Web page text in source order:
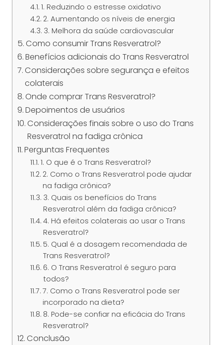
1. Reduzindo o estresse oxidativo
2. Aumentando os níveis de energia
3. Melhora da saúde cardiovascular
Como consumir Trans Resveratrol?
Benefícios adicionais do Trans Resveratrol
Considerações sobre segurança e efeitos
colaterais
Onde comprar Trans Resveratrol?
Depoimentos de usuários
Considerações finais sobre o uso do Trans
Resveratrol na fadiga crônica
Perguntas Frequentes
1. O que é o Trans Resveratrol?
2. Como o Trans Resveratrol pode ajudar
na fadiga crônica?
3. Quais os benefícios do Trans
Resveratrol além da fadiga crônica?
4. Há efeitos colaterais ao usar o Trans
Resveratrol?
5. Qual é a dosagem recomendada de
Trans Resveratrol?
6. O Trans Resveratrol é seguro para
todos?
7. Como o Trans Resveratrol pode ser
incorporado na dieta?
8. Pode-se confiar na eficácia do Trans
Resveratrol?
Conclusão